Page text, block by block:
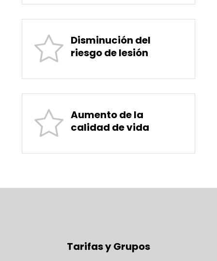
Disminución del
riesgo de lesión
Aumento de la
calidad de vida
Tarifas y Grupos